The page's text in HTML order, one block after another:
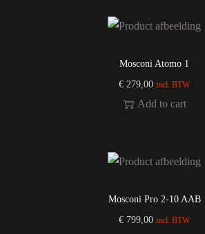
Mosconi Atomo 1
€ 279,00 incl. BTW
Add to cart
Mosconi Pro 2-10 AAB
€ 799,00 incl. BTW